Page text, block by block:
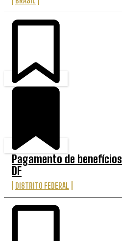
Pagamento de
DF
DISTRITO FEDERAL